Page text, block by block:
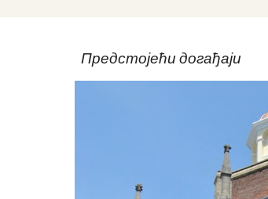
Предстојећи догађаји